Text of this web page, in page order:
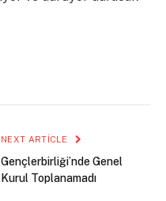
NEXT ARTICLE
Gençlerbirliği’nde Genel
Kurul Toplanamadı